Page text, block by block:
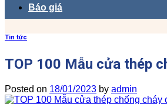
Báo giá
Tin tức
TOP 100 Mẫu cửa thép
Posted on 18/01/2023 by admin